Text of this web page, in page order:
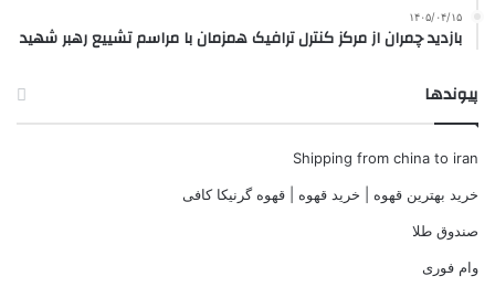
۱۴۰۵/۰۴/۱۵
بازدید چمران از مرکز کنترل ترافیک همزمان با مراسم تشییع رهبر شهید
پیوندها
Shipping from china to iran
خرید بهترین قهوه | خرید قهوه | قهوه گرنیکا کافی
صندوق طلا
وام فوری